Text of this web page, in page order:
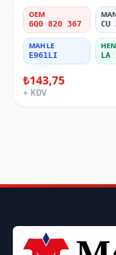
OEM
6Q0 820 367 CU
MAHLE
E961LI LA
₺143,75
+ KDV